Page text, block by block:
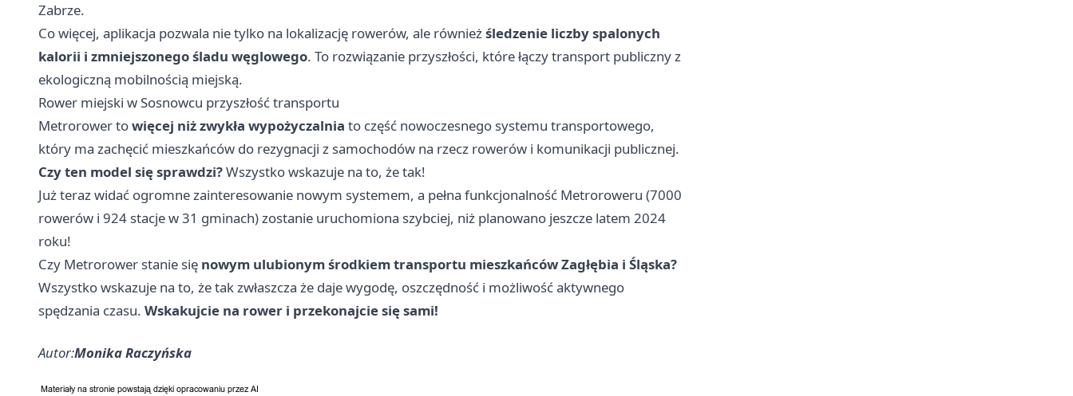
Zabrze.
Co więcej, aplikacja pozwala nie tylko na lokalizację rowerów, ale równieżśledzenie liczby spalonych
kalorii i zmniejszonego śladu węglowego. To rozwiązanie przyszłości, które łączy transport publiczny z
ekologiczną mobilnością miejską.
Rower miejski w Sosnowcu przyszłość transportu
Metrorower towięcej niż zwykła wypożyczalnia to część nowoczesnego systemu transportowego,
który ma zachęcić mieszkańców do rezygnacji z samochodów na rzecz rowerów i komunikacji publicznej.
Czy ten model się sprawdzi?Wszystko wskazuje na to, że tak!
Już teraz widać ogromne zainteresowanie nowym systemem, a pełna funkcjonalność Metroroweru (7000
rowerów i 924 stacje w 31 gminach) zostanie uruchomiona szybciej, niż planowano jeszcze latem 2024
roku!
Czy Metrorower stanie się nowym ulubionym środkiem transportu mieszkańców Zagłębia i Śląska?
Wszystko wskazuje na to, że tak zwłaszcza że daje wygodę, oszczędność i możliwość aktywnego
spędzania czasu. Wskakujcie na rower i przekonajcie się sami!
Autor:Monika Raczyńska